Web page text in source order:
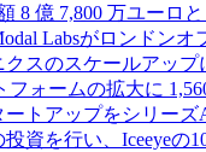
8 億 7,800 万ユーロ
Labsがロンドンオ
スのスケールアップ
フォームの拡大に
トアップをシリー
資を行い、Iceeyeの